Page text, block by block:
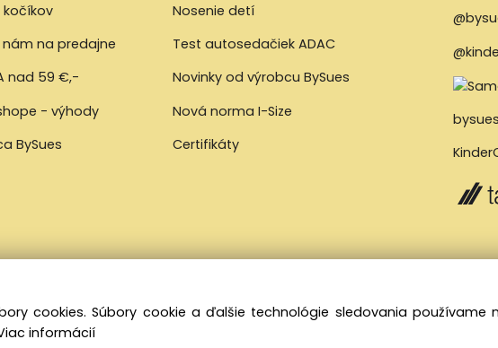
kočíkov
na predajne
nad 59 €,-
- výhody
BySues
Nosenie detí
Test autosedačiek ADAC
Novinky od výrobcu BySues
Nová norma I-Size
Certifikáty
cookies. Súbory cookie a ďalšie technológie sledovania používame
informácií